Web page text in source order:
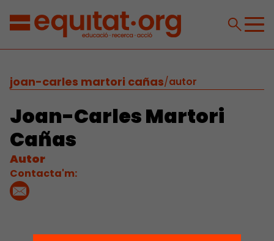
joan-carles martori cañas/autor
Joan-Carles Martori
Cañas
Autor
Contacta'm: